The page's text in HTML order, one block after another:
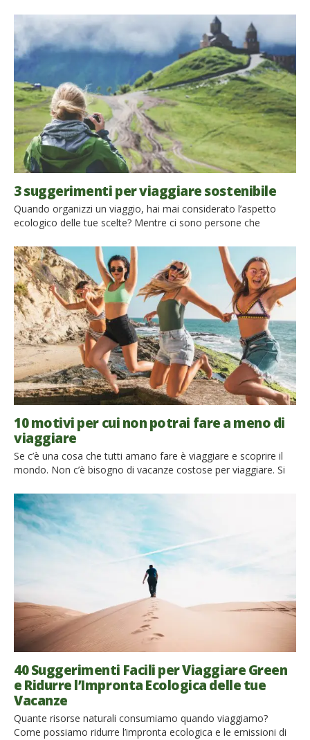
3 suggerimenti per viaggiare sostenibile
Quando organizzi un viaggio, hai mai considerato l’aspetto
ecologico delle tue scelte? Mentre ci sono persone che
ridurre le emissioni associate a viaggi (specialmente quando si
tratta di voli aerei), ci sono persone meno estremiste che per
le vacanze, il lavoro o altre occasioni speciali, organizzano […]
10 motivi per cui non potrai fare a meno di
viaggiare
Se c’è una cosa che tutti amano fare è viaggiare e scoprire il
mondo. Non c’è bisogno di vacanze costose per viaggiare. Si
Ricorda di viaggiare in modo attivo, cioè, di fare attenzione alle
nuove opportunità che il viaggio ti offre per migliorare la […]
40 Suggerimenti Facili per Viaggiare Green
e Ridurre l’Impronta Ecologica delle tue
Vacanze
Quante risorse naturali consumiamo quando viaggiamo?
Come possiamo ridurre l’impronta ecologica e le emissioni di